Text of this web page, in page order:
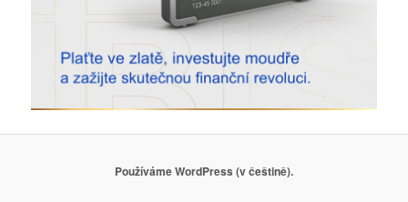
Používáme WordPress (v češtině).